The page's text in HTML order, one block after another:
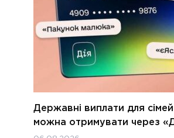
Державні виплати для сімей
можна отримувати через